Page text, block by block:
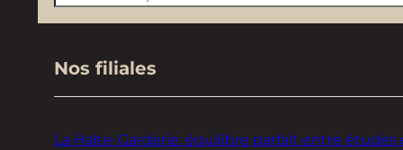
Nos filiales
La Halte-Garderie: équilibre parfait entre